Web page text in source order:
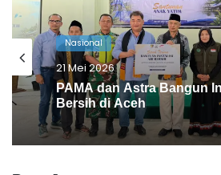
Nasional
15 Mei 2026
Viral! Anggota DPRD
Game & Merokok Saat